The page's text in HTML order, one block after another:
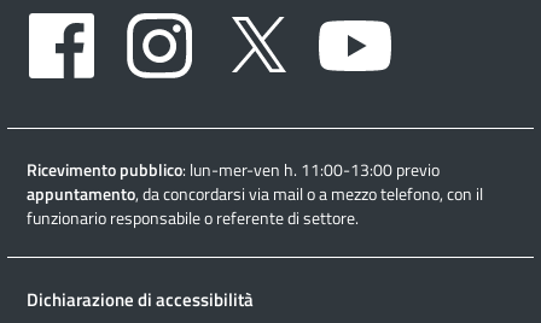
Facebook
Instagram Twitter
Ricevimento pubblico: lun-mer-ven h. 11:00-13:00 previo
appuntamento, da concordarsi via mail o a mezzo telefono, con il
funzionario responsabile o referente di settore.
Dichiarazione di accessibilità